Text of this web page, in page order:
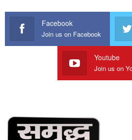
Facebook
Join us on Facebook
Youtube
Join us on